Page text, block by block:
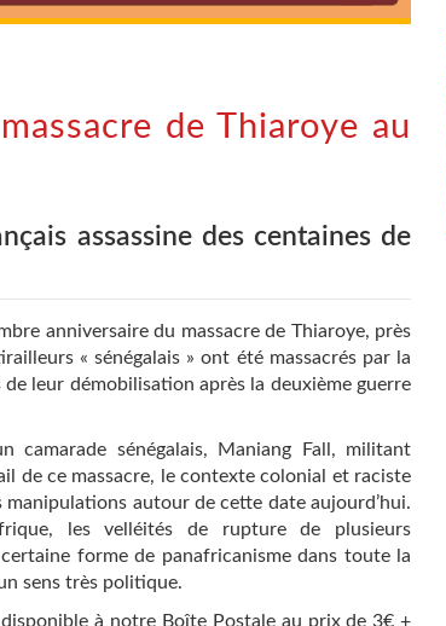
de Thiaroye au
assassine des centaines de
anniversaire du massacre de Thiaroye, près
« sénégalais » ont été massacrés par la
leur démobilisation après la deuxième guerre
camarade sénégalais, Maniang Fall, militant
de ce massacre, le contexte colonial et raciste
manipulations autour de cette date aujourd’hui.
les velléités de rupture de plusieurs
forme de panafricanisme dans toute la
sens très politique.
à notre Boîte Postale au prix de 3€ +